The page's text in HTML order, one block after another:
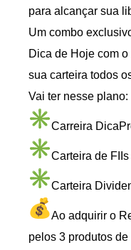
para alcançar sua
Um combo
Dica de Hoje com
sua carteira todos
Vai ter nesse plano:
Carreira
Carteira de
Carteira
Ao adquirir o
pelos 3 produtos